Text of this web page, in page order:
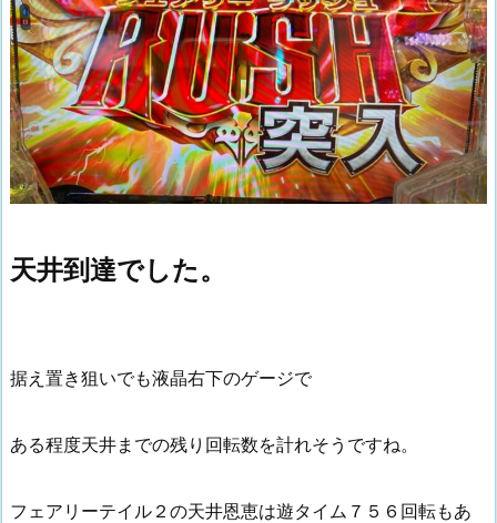
天井到達でした。
据え置き狙いでも液晶右下のゲージで
ある程度天井までの残り回転数を計れそうですね。
フェアリーテイル２の天井恩恵は遊タイム７５６回転もあ